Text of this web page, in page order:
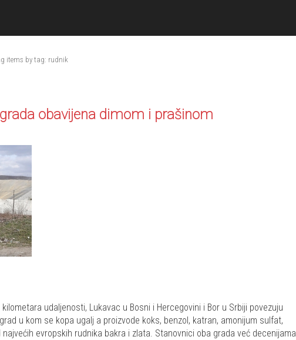
items by tag: rudnik
obavijena dimom i prašinom
udaljenosti, Lukavac u Bosni i Hercegovini i Bor u Srbiji povezuju
u kom se kopa ugalj a proizvode koks, benzol, katran, amonijum sulfat,
evropskih rudnika bakra i zlata. Stanovnici oba grada već decenijama